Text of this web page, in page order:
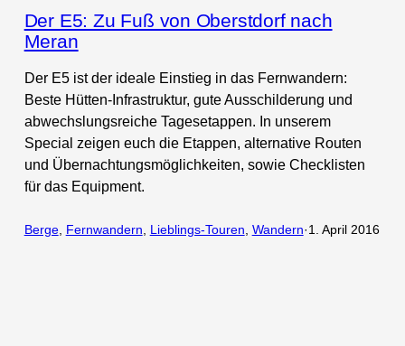
Der E5: Zu Fuß von Oberstdorf nach
Meran
Der E5 ist der ideale Einstieg in das Fernwandern:
Beste Hütten-Infrastruktur, gute Ausschilderung und
abwechslungsreiche Tagesetappen. In unserem
Special zeigen euch die Etappen, alternative Routen
und Übernachtungsmöglichkeiten, sowie Checklisten
für das Equipment.
Berge, Fernwandern Lieblings-Touren Wandern·1. April 2016